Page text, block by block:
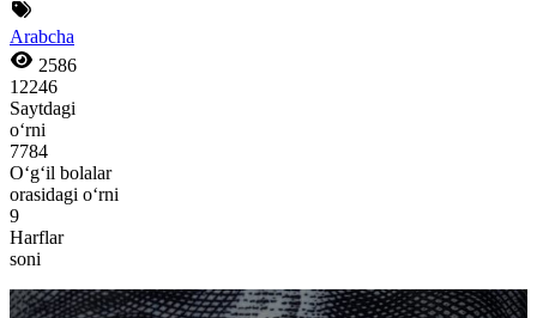
Arabcha
2586
12246
Saytdagi
o‘rni
7784
O‘g‘il bolalar
orasidagi o‘rni
9
Harflar
soni